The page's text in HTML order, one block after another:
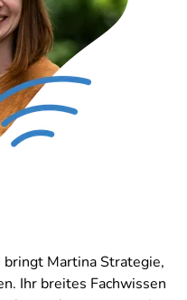
Martina Strategie,
Ihr breites Fachwissen